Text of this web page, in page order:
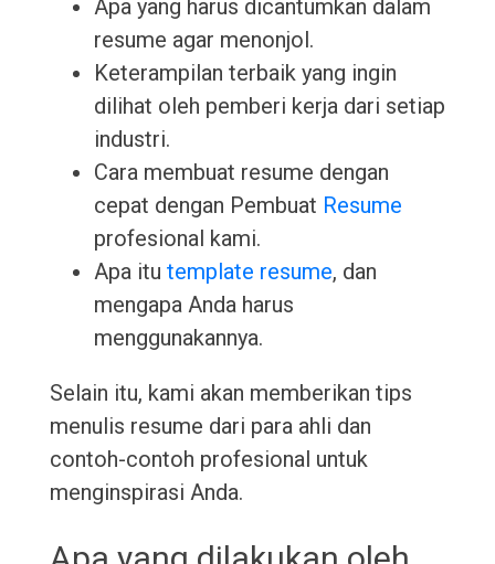
Apa yang harus dicantumkan dalam
resume agar menonjol.
Keterampilan terbaik yang ingin
dilihat oleh pemberi kerja dari setiap
industri.
Cara membuat resume dengan
cepat dengan Pembuat Resume
profesional kami.
Apa itu template resume, dan
mengapa Anda harus
menggunakannya.
Selain itu, kami akan memberikan tips
menulis resume dari para ahli dan
contoh-contoh profesional untuk
menginspirasi Anda.